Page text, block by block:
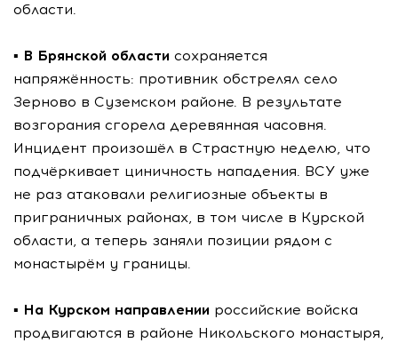
области.
▪️ В Брянской области сохраняется
напряжённость: противник обстрелял село
Зерново в Суземском районе. В результате
возгорания сгорела деревянная часовня.
Инцидент произошёл в Страстную неделю, что
подчёркивает циничность нападения. ВСУ уже
не раз атаковали религиозные объекты в
приграничных районах, в том числе в Курской
области, а теперь заняли позиции рядом с
монастырём у границы.
▪️ На Курском направлении российские войска
продвигаются в районе Никольского монастыря,